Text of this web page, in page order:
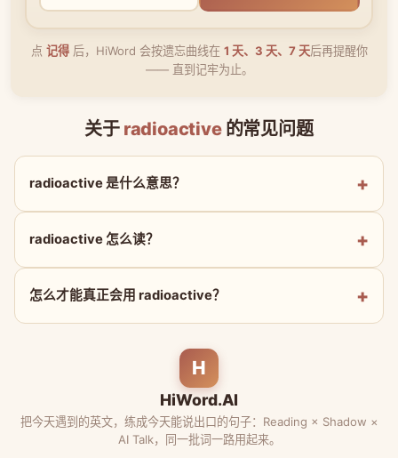
点 记得后，HiWord 会按遗忘曲线在 1 天、3 天、7 天后再提醒你
—— 直到记牢为止。
关于 radioactive的常见问题
radioactive 是什么意思？
radioactive 怎么读？
怎么才能真正会用 radioactive？
H
HiWord.AI
把今天遇到的英文，练成今天能说出口的句子：Reading × Shadow ×
AI Talk，同一批词一路用起来。